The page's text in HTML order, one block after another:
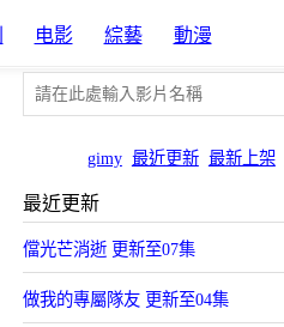
电影 綜藝 動漫
gimy 最近更新 最新上架
最近更新
儅光芒消逝 更新至07集
做我的專屬隊友 更新至04集